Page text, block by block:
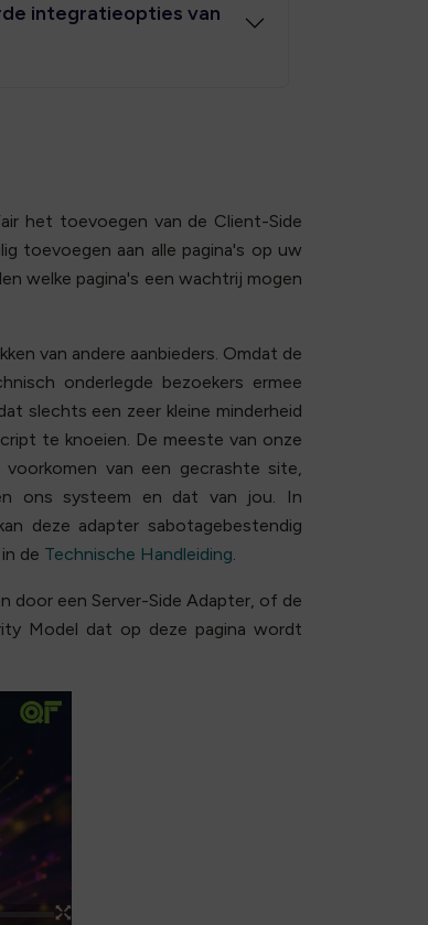
integratieopties van
het toevoegen van de Client-Side
toevoegen aan alle pagina's op uw
welke pagina's een wachtrij mogen
van andere aanbieders. Omdat de
onderlegde bezoekers ermee
slechts een zeer kleine minderheid
te knoeien. De meeste van onze
van een gecrashte site,
ons systeem en dat van jou. In
deze adapter sabotagebestendig
de Technische Handleiding.
door een Server-Side Adapter, of de
Model dat op deze pagina wordt